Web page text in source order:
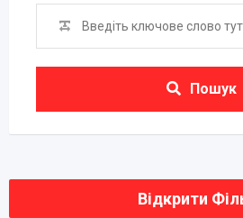
Пошук
Відкрити